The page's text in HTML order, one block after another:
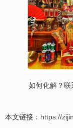
如何化解？联
本文链接： https://